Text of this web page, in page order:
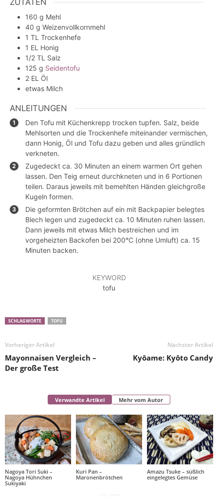
ZUTATEN
160 g Mehl
40 g Weizenvollkornmehl
1 TL Trockenhefe
1 EL Honig
1/2 TL Salz
125 g Seidentofu
2 EL Öl
etwas Milch
ANLEITUNGEN
Den Tofu mit Küchenkrepp trocken tupfen. Salz, beide
Mehlsorten und die Trockenhefe miteinander vermischen,
dann Honig, Öl und Tofu dazu geben und alles gründlich
verkneten.
Zugedeckt ca. 30 Minuten an einem warmen Ort gehen
lassen. Den Teig erneut durchkneten und in 6 Portionen
teilen. Daraus jeweils mit bemehlten Händen gleichgroße
Kugeln formen.
Die geformten Brötchen auf ein mit Backpapier belegtes
Blech legen und zugedeckt ca. 10 Minuten ruhen lassen.
Dann jeweils mit etwas Milch bestreichen und im
vorgeheizten Backofen bei 200°C (ohne Umluft) ca. 15
Minuten backen.
KEYWORD
tofu
SCHLAGWORTE TOFU
Vorheriger Artikel
Mayonnaisen Vergleich –
Der große Test
Nächster Artikel
Kyōame: Kyōto Candy
Verwandte Artikel Mehr vom Autor
Nagoya Tori Suki –
Nagoya Hühnchen
Sukiyaki
Kuri Pan –
Maronenbrötchen
Amazu Tsuke – süßlich
eingelegtes Gemüse